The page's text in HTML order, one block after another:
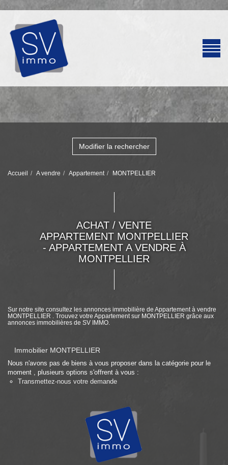
Modifier la rechercher
Accueil A vendre Appartement MONTPELLIER
ACHAT / VENTE
APPARTEMENT MONTPELLIER
- APPARTEMENT A VENDRE À
MONTPELLIER
Sur notre site consultez les annonces immobilière de Appartement à vendre
MONTPELLIER . Trouvez votre Appartement sur MONTPELLIER grâce aux
annonces immobilières de SV IMMO.
Immobilier MONTPELLIER
Nous n'avons pas de biens à vous proposer dans la catégorie pour le
moment , plusieurs options s'offrent à vous :
Transmettez-nous votre demande